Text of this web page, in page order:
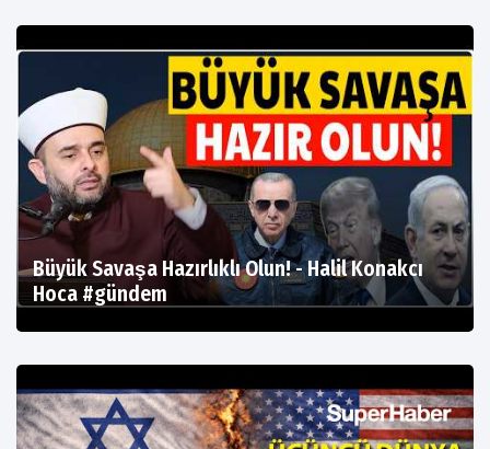
Büyük Savaşa Hazırlıklı Olun! - Halil Konakcı
Hoca #gündem